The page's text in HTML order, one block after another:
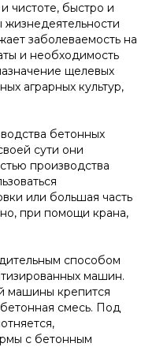
чистоте, быстро и
жизнедеятельности
заболеваемость на
и необходимость
щелевых
аграрных культур,
бетонных
сути они
производства
или большая часть
при помощи крана,
способом
машин.
машины крепится
смесь. Под
с бетонным